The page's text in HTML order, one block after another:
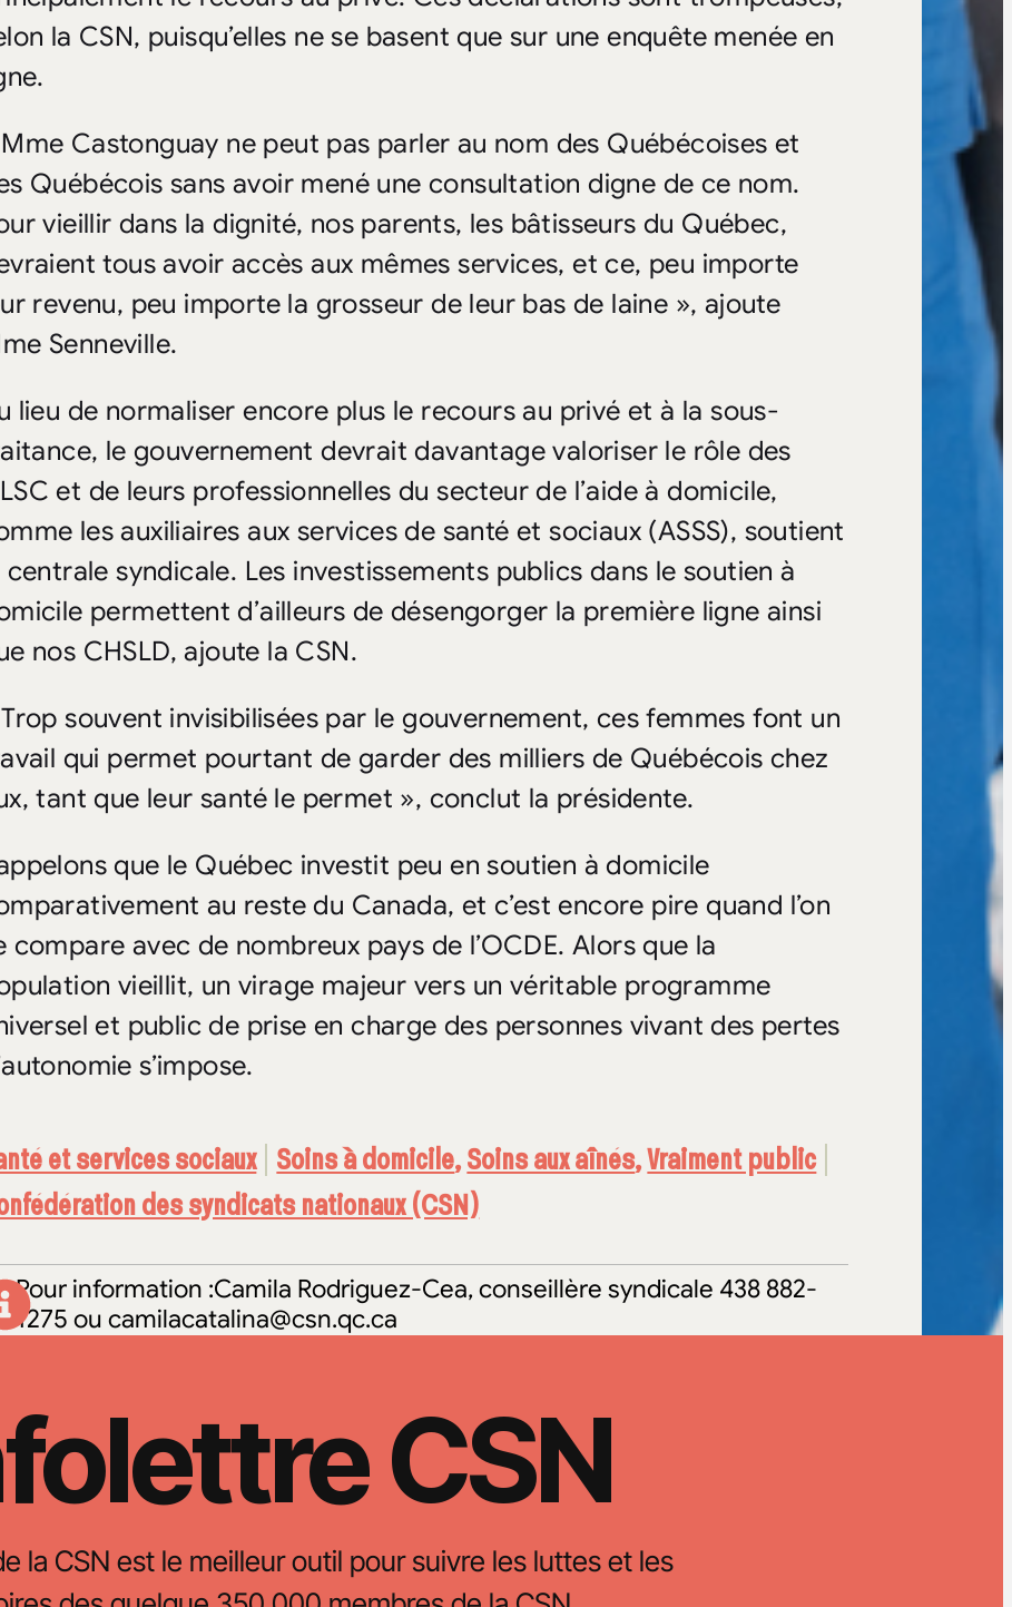
la CSN, puisqu’elles ne se basent que sur une enquête menée en
Castonguay ne peut pas parler au nom des Québécoises et
Québécois sans avoir mené une consultation digne de ce nom.
vieillir dans la dignité, nos parents, les bâtisseurs du Québec,
tous avoir accès aux mêmes services, et ce, peu importe
revenu, peu importe la grosseur de leur bas de laine », ajoute
Senneville.
lieu de normaliser encore plus le recours au privé et à la sous-
le gouvernement devrait davantage valoriser le rôle des
et de leurs professionnelles du secteur de l’aide à domicile,
les auxiliaires aux services de santé et sociaux (ASSS), soutient
centrale syndicale. Les investissements publics dans le soutien à
permettent d’ailleurs de désengorger la première ligne ainsi
nos CHSLD, ajoute la CSN.
souvent invisibilisées par le gouvernement, ces femmes font un
qui permet pourtant de garder des milliers de Québécois chez
tant que leur santé le permet », conclut la présidente.
que le Québec investit peu en soutien à domicile
au reste du Canada, et c’est encore pire quand l’on
compare avec de nombreux pays de l’OCDE. Alors que la
vieillit, un virage majeur vers un véritable programme
et public de prise en charge des personnes vivant des pertes
s’impose.
et services sociaux Soins à domicile,Soins aux aînés,Vraiment public
des syndicats nationaux (CSN)
Pour information :Camila Rodriguez-Cea, conseillère syndicale 438 882-
1275 ou camilacatalina@csn.qc.ca
CSN
la CSN est le meilleur outil pour suivre les luttes et les